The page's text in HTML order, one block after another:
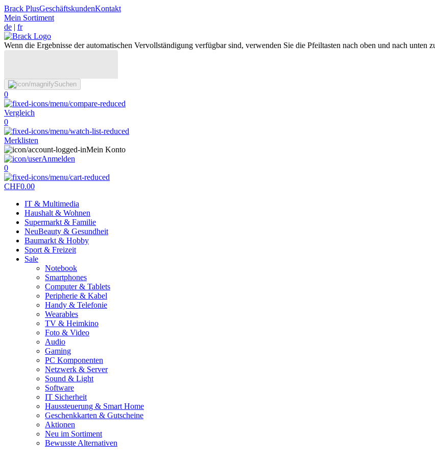
Brack PlusGeschäftskundenKontakt
Mein Sortiment
de | fr
Wenn die Ergebnisse der automatischen Vervollständigung verfügbar sind, verwenden Sie die Pfeiltasten nach oben und nach unten
Suchen
0
Vergleich
0
Merklisten
Mein Konto
Anmelden
0
CHF0.00
IT & Multimedia
Haushalt & Wohnen
Supermarkt & Familie
NeuBeauty & Gesundheit
Baumarkt & Hobby
Sport & Freizeit
Sale
Notebook
Smartphones
Computer & Tablets
Peripherie & Kabel
Handy & Telefonie
Wearables
TV & Heimkino
Foto & Video
Audio
Gaming
PC Komponenten
Netzwerk & Server
Sound & Light
Software
IT Sicherheit
Haussteuerung & Smart Home
Geschenkkarten & Gutscheine
Aktionen
Neu im Sortiment
Bewusste Alternativen